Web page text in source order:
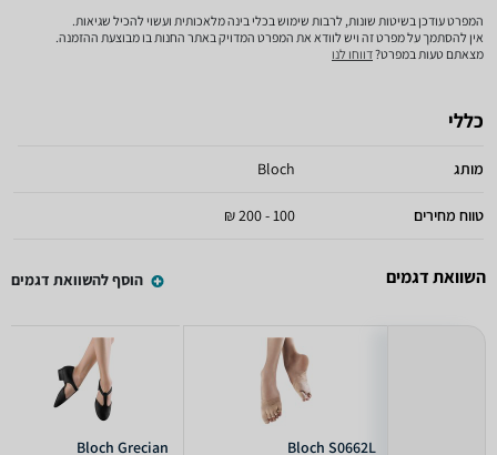
המפרט עודכן בשיטות שונות, לרבות שימוש בכלי בינה מלאכותית ועשוי להכיל שגיאות.
אין להסתמך על מפרט זה ויש לוודא את המפרט המדויק באתר החנות בו מבוצעת ההזמנה.
מצאתם טעות במפרט?דווחו לנו
כללי
מותג Bloch
טווח מחירים 100 - 200 ₪
השוואת דגמים הוסף להשוואת דגמים
Bloch S0662L
Bloch Grecian